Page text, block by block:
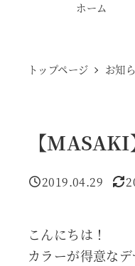
ホーム
トップページ お知
【
投稿日
2019.04.29
更
こんにちは！
カラーが得意な